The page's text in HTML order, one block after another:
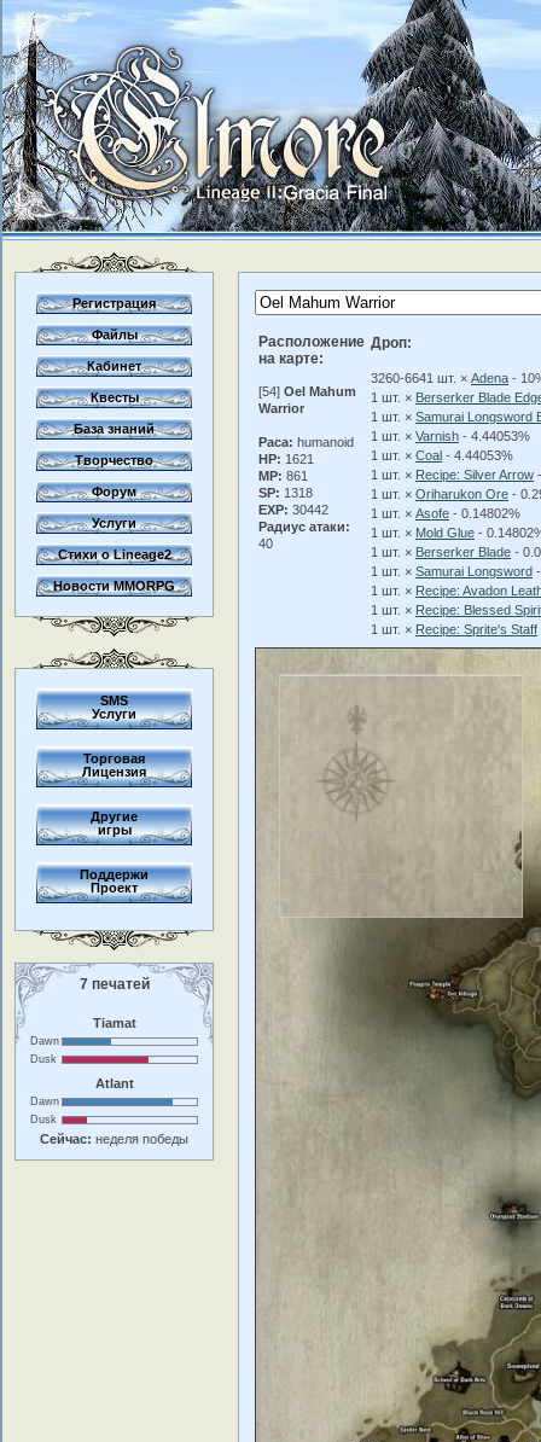
Регистрация
Файлы
Кабинет
Квесты
База знаний
Творчество
Форум
Услуги
Стихи о Lineage2
Новости MMORPG
SMS
Услуги
Торговая
Лицензия
Другие
игры
Поддержи
Проект
7 печатей
Tiamat
Dawn
Dusk
Atlant
Dawn
Dusk
Сейчас: неделя победы
Расположение
на карте:
[54] Oel Mahum
Warrior
Раса: humanoid
HP: 1621
MP: 861
SP: 1318
EXP: 30442
Радиус атаки:
40
Дроп:
3260-6641 шт. × Adena -
1 шт. × Berserker Blade
1 шт. × Samurai Longsword
1 шт. × Varnish - 4.44053%
1 шт. × Coal - 4.44053%
1 шт. × Recipe: Silver Arrow
1 шт. × Oriharukon Ore -
1 шт. × Asofe - 0.14802%
1 шт. × Mold Glue -
1 шт. × Berserker Blade -
1 шт. × Samurai Longsword
1 шт. × Recipe: Avadon
1 шт. × Recipe: Blessed
1 шт. × Recipe: Sprite's Staff